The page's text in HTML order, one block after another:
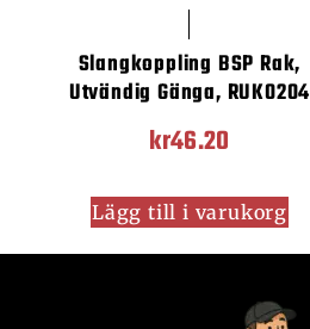
Slangkoppling BSP Rak,
Utvändig Gänga, RUK0204
kr46.20
Lägg till i varukorg